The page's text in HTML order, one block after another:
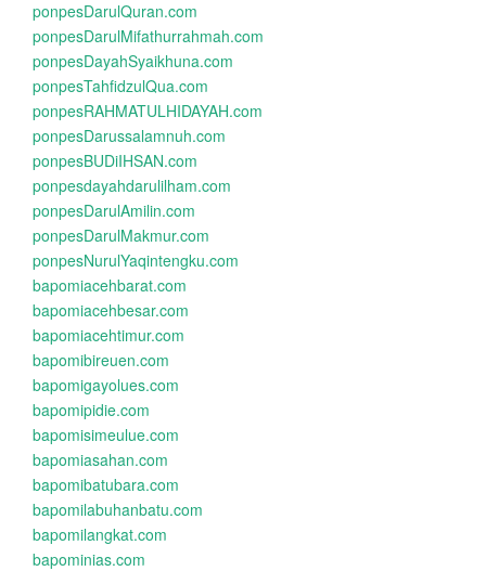
ponpesDarulQuran.com
ponpesDarulMifathurrahmah.com
ponpesDayahSyaikhuna.com
ponpesTahfidzulQua.com
ponpesRAHMATULHIDAYAH.com
ponpesDarussalamnuh.com
ponpesBUDiIHSAN.com
ponpesdayahdarulilham.com
ponpesDarulAmilin.com
ponpesDarulMakmur.com
ponpesNurulYaqintengku.com
bapomiacehbarat.com
bapomiacehbesar.com
bapomiacehtimur.com
bapomibireuen.com
bapomigayolues.com
bapomipidie.com
bapomisimeulue.com
bapomiasahan.com
bapomibatubara.com
bapomilabuhanbatu.com
bapomilangkat.com
bapominias.com